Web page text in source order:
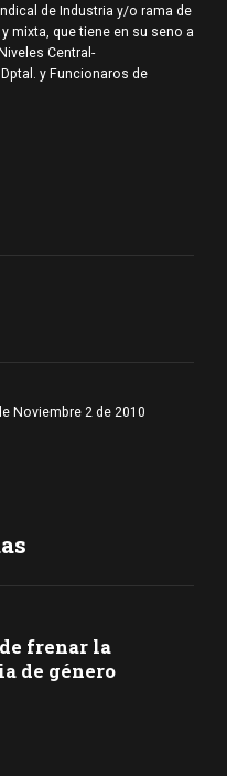
de Industria y/o rama de
mixta, que tiene en su seno a
Central-
Dptal. y Funcionaros de
Noviembre 2 de 2010
frenar la
de género